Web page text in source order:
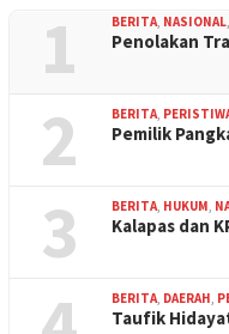
1 BERITA NASIONAL
Penolakan
2 BERITA
Pemilik
3 BERITA HUKUM
Kalapas dan
BERITA DAERAH
Taufik